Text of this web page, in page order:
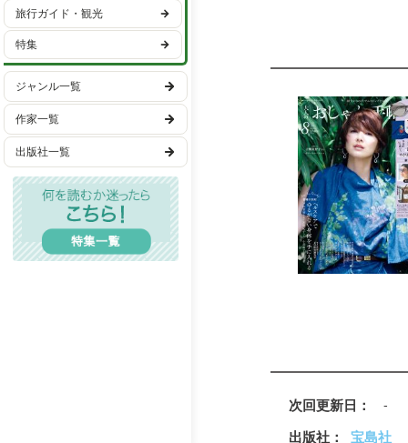
ホラー
日常
学園
ギャグ・コメディー
スポーツ
歴史・時代
TL(ティーンズラブ)
レディコミ
旅行ガイド・観光
特集
ジャンル一覧
作家一覧
出版社一覧
50代モデルが私服で
湘南エリアに学ぶリゾ
50代がおしゃれにな
欲しいが見つかる オ
料理家たちの“十八番
完食御礼 麺レシピ
ヘルシー美人は知っ
友利新先生に教わる
山本浩未さん直伝！
美容成分別コスメ図鑑
Talk オトナトモダチ
酒井順子「このとしに
恋するマキ食堂２
神野三鈴「ひとつひと
次回更新日 -
出版社 宝島社